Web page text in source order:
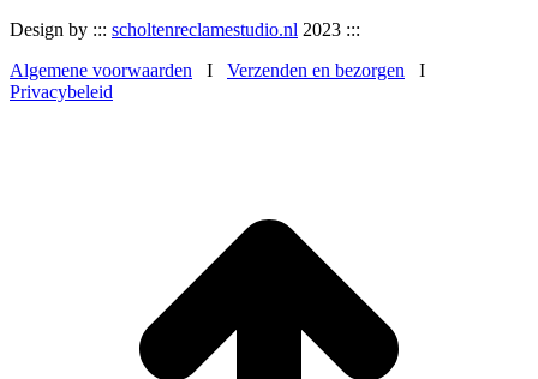
Design by ::: scholtenreclamestudio.nl 2023 :::
Algemene voorwaarden I Verzenden en bezorgen I
Privacybeleid